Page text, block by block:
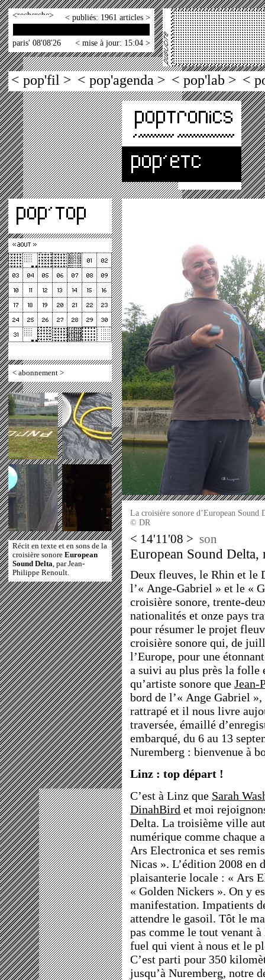
< > < publiés: 1961 articles >
paris' 08'08'26 < mise à jour: 15:04 >
< pop'fil > < pop'agenda > < pop'lab > <
< abonnement >
Récit en texte et en sons de la
croisière sonore European
Sound Delta, par Jean-
Philippe Renoult.
La croisière sonore d’European Sound
© DR
< 14'11'08 > son
European Sound Delta,
Deux fleuves, le Rhin et le
l’« Ange-Gabriel » et le «
croisière sonore, trente-
nationalités et onze pays
pour résumer le projet
croisière sonore qui, de
l’Europe, pour une
a suivi au plus près la folle
qu’artiste sonore que Jean-
bord de l’« Ange Gabriel
rattrapé et il nous livre
traversée, émaillé
embarqué, du 6 au 13
Nuremberg : bienvenue à
Linz : top départ !
C’est à Linz que Sarah
DinahBird et moi
Delta. La troisième ville
numérique comme chaque
Ars Electronica et ses
Nicas ». L’édition 2008 en
plaisanterie locale : « Ars
« Golden Nickers ». On y
manifestation. Impatients
attendre le gasoil. Tôt le
pas comme le tout venant à
fuel qui vient à nous et le
C’est parti pour 350
jusqu’à Nuremberg, notre